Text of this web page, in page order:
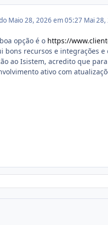
Maio 28, 2026 em 05:27 Mai 28,
opção é o https://
bons recursos e integrações
ao Isistem, acredito que
ativo com